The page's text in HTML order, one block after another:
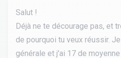
Salut !
Déjà ne te décourage pas, et
de pourquoi tu veux réussir.
générale et j'ai 17 de